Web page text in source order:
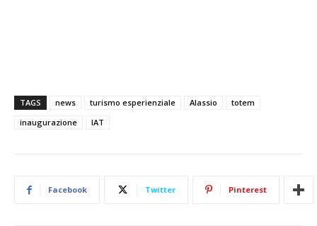
TAGS news turismo esperienziale Alassio
totem
inaugurazione
IAT
Facebook Twitter Pinterest